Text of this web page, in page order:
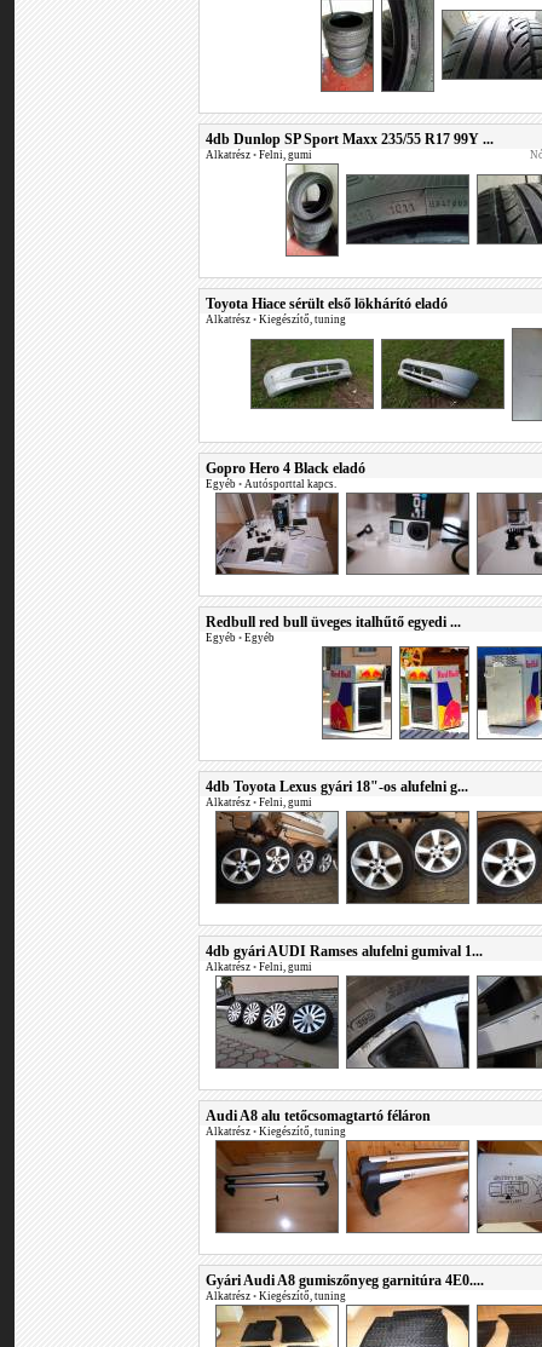
4db Dunlop SP Sport Maxx 235/55 R17 99Y ...
Alkatrész • Felni, gumi
Toyota Hiace sérült első lökhárító eladó
Alkatrész • Kiegészítő, tuning
Gopro Hero 4 Black eladó
Egyéb • Autósporttal kapcs.
Redbull red bull üveges italhűtő egyedi ...
Egyéb • Egyéb
4db Toyota Lexus gyári 18"-os alufelni g...
Alkatrész • Felni, gumi
4db gyári AUDI Ramses alufelni gumival 1...
Alkatrész • Felni, gumi
Audi A8 alu tetőcsomagtartó féláron
Alkatrész • Kiegészítő, tuning
Gyári Audi A8 gumiszőnyeg garnitúra 4E0....
Alkatrész • Kiegészítő, tuning